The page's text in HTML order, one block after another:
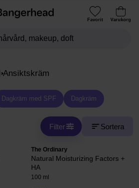
Favorit Varukorg
Ansiktskräm
Dagkräm med SPF Dagkräm
Filter Sortera
The Ordinary
Natural Moisturizing Factors +
HA
100 ml